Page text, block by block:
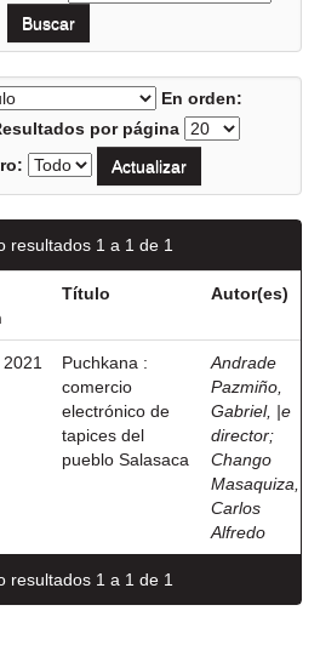
En orden:
por página
resultados 1 a 1 de 1
Título Autor(es)
2021
Puchkana :
comercio
electrónico de
tapices del
pueblo Salasaca
Andrade
Pazmiño,
Gabriel, |e
director;
Chango
Masaquiza,
Carlos
Alfredo
resultados 1 a 1 de 1